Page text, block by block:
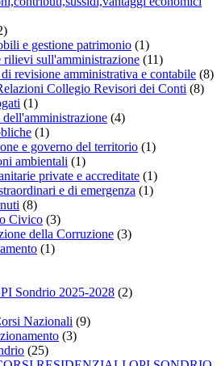
e gestione patrimonio (1)
rilievi sull'amministrazione (11)
revisione amministrativa e contabile (8)
Collegio Revisori dei Conti (8)
(1)
dell'amministrazione (4)
(1)
e governo del territorio (1)
ambientali (1)
private e accreditate (1)
e di emergenza (1)
(8)
Civico (3)
della Corruzione (3)
(1)
Sondrio 2025-2028 (2)
Nazionali (9)
(3)
(25)